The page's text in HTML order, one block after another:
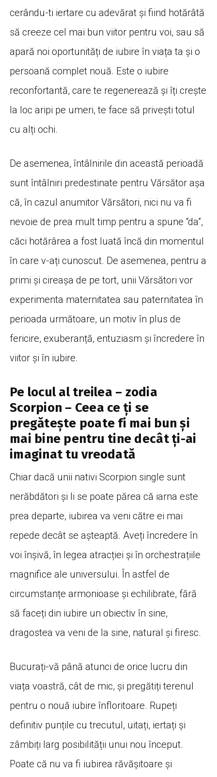
cerându-ti iertare cu adevărat și fiind hotărâtă
să creeze cel mai bun viitor pentru voi, sau să
apară noi oportunități de iubire în viața ta și o
persoană complet nouă. Este o iubire
reconfortantă, care te regenerează și îți crește
la loc aripi pe umeri, te face să privești totul
cu alți ochi.
De asemenea, întâlnirile din această perioadă
sunt întâlniri predestinate pentru Vărsător așa
că, în cazul anumitor Vărsători, nici nu va fi
nevoie de prea mult timp pentru a spune “da”,
căci hotărârea a fost luată încă din momentul
în care v-ați cunoscut. De asemenea, pentru a
primi și cireașa de pe tort, unii Vărsători vor
experimenta maternitatea sau paternitatea în
perioada următoare, un motiv în plus de
fericire, exuberanță, entuziasm și încredere în
viitor și în iubire.
Pe locul al treilea – zodia
Scorpion – Ceea ce ți se
pregătește poate fi mai bun și
mai bine pentru tine decât ți-ai
imaginat tu vreodată
Chiar dacă unii nativi Scorpion single sunt
nerăbdători și li se poate părea că iarna este
prea departe, iubirea va veni către ei mai
repede decât se așteaptă. Aveți încredere în
voi înșivă, în legea atracției și în orchestrațiile
magnifice ale universului. În astfel de
circumstanțe armonioase și echilibrate, fără
să faceți din iubire un obiectiv în sine,
dragostea va veni de la sine, natural și firesc.
Bucurați-vă până atunci de orice lucru din
viața voastră, cât de mic, și pregătiți terenul
pentru o nouă iubire înfloritoare. Rupeți
definitiv punțile cu trecutul, uitați, iertați și
zâmbiți larg posibilității unui nou început.
Poate că nu va fi iubirea răvășitoare și